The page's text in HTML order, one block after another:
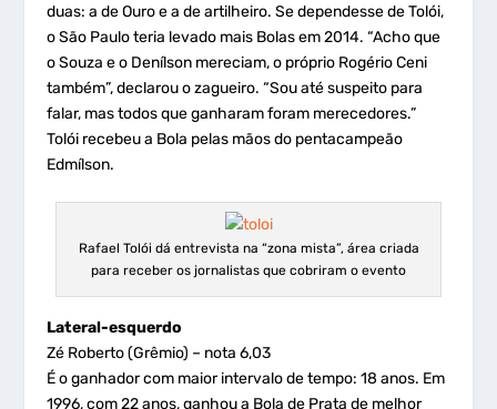
duas: a de Ouro e a de artilheiro. Se dependesse de Tolói,
o São Paulo teria levado mais Bolas em 2014. “Acho que
o Souza e o Denílson mereciam, o próprio Rogério Ceni
também”, declarou o zagueiro. “Sou até suspeito para
falar, mas todos que ganharam foram merecedores.”
Tolói recebeu a Bola pelas mãos do pentacampeão
Edmílson.
Rafael Tolói dá entrevista na “zona mista”, área criada
para receber os jornalistas que cobriram o evento
Lateral-esquerdo
Zé Roberto (Grêmio) – nota 6,03
É o ganhador com maior intervalo de tempo: 18 anos. Em
1996, com 22 anos, ganhou a Bola de Prata de melhor